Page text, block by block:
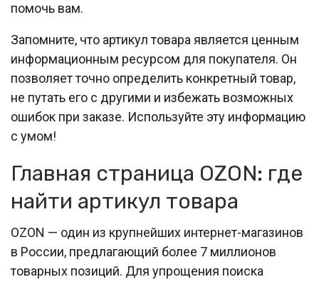
помочь вам.
Запомните, что артикул товара является ценным
информационным ресурсом для покупателя. Он
позволяет точно определить конкретный товар,
не путать его с другими и избежать возможных
ошибок при заказе. Используйте эту информацию
с умом!
Главная страница OZON: где
найти артикул товара
OZON — один из крупнейших интернет-магазинов
в России, предлагающий более 7 миллионов
товарных позиций. Для упрощения поиска